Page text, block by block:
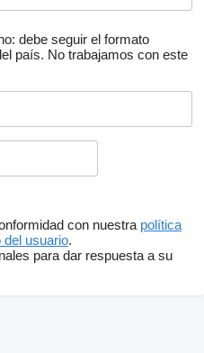
debe seguir el formato
país. No trabajamos con este
con nuestra política
del usuario.
para dar respuesta a su